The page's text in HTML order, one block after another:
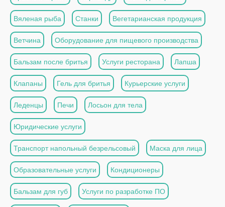
Вяленая рыба Станки Вегетарианская продукция
Ветчина Оборудование для пищевого производства
Бальзам после бритья Услуги ресторана Лапша
Клапаны Гель для бритья Курьерские услуги
Леденцы Печи Лосьон для тела
Юридические услуги
Транспорт напольный безрельсовый Маска для лица
Образовательные услуги Кондиционеры
Бальзам для губ Услуги по разработке ПО